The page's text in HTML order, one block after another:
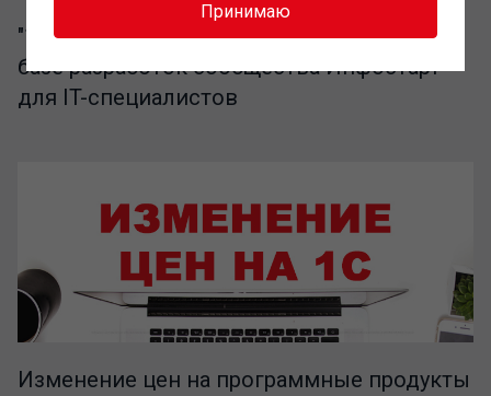
"1C-Администратор" – выгодный доступ к
базе разработок сообщества Инфостарт
для IT-специалистов
Изменение цен на программные продукты
Принимаю